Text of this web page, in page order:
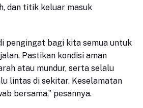
dan titik keluar masuk
pengingat bagi kita semua untuk
Pastikan kondisi aman
atau mundur, serta selalu
lintas di sekitar. Keselamatan
bersama,” pesannya.